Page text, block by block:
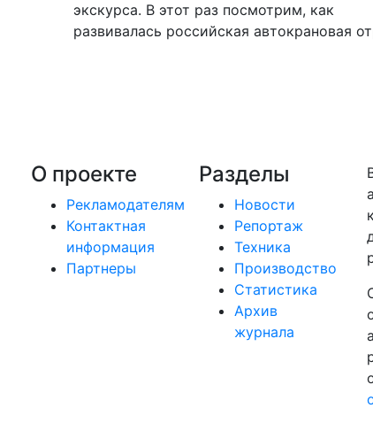
экскурса. В этот раз посмотрим, как
развивалась российская автокрановая
О проекте
Рекламодателям
Контактная
информация
Партнеры
Разделы
Новости
Репортаж
Техника
Производство
Статистика
Архив
журнала